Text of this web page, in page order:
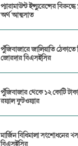
প্যারামাউন্ট ইন্স্যুরেন্সের
অর্থ আত্মসাত
পুঁজিবাজারে জালিয়াতি
জোরদার বিএসইসির
পুঁজিবাজার থেকে ১২ কোটি
রয়্যাল ফুটওয়্যার
মার্জিন বিধিমালা সংশোধনের
বিএসইসির